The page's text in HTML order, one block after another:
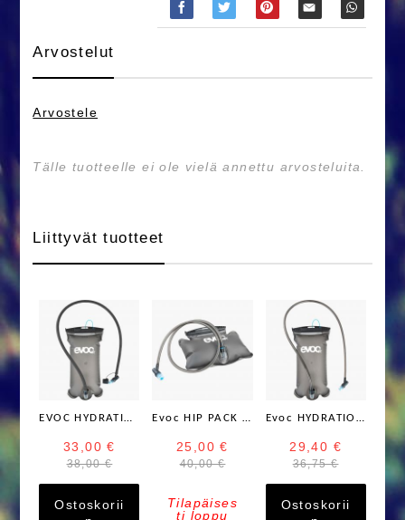
Arvostelut
Arvostele
Tälle tuotteelle ei ole vielä annettu arvosteluita.
Liittyvät tuotteet
EVOC HYDRATION BLADDER 2 L Insulated Juomapussi
33,00 €
38,00 €
Ostoskorii
Evoc HIP PACK HYDRATION BLADDER 1,5 L Juomapussi
25,00 €
40,00 €
Tilapäises
ti loppu
Evoc HYDRATION BLADDER 2 L Juomapussi
29,40 €
36,75 €
Ostoskorii